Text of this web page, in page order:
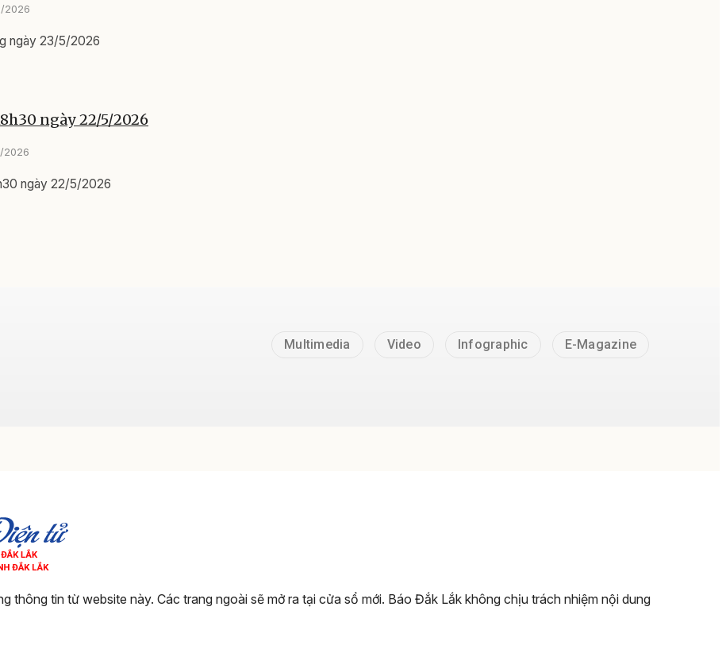
2026
ngày 23/5/2026
ngày 22/5/2026
2026
ngày 22/5/2026
Multimedia Video Infographic E-Magazine
thông tin từ website này. Các trang ngoài sẽ mở ra tại cửa sổ mới. Báo Đắk Lắk không chịu trách nhiệm nội dung